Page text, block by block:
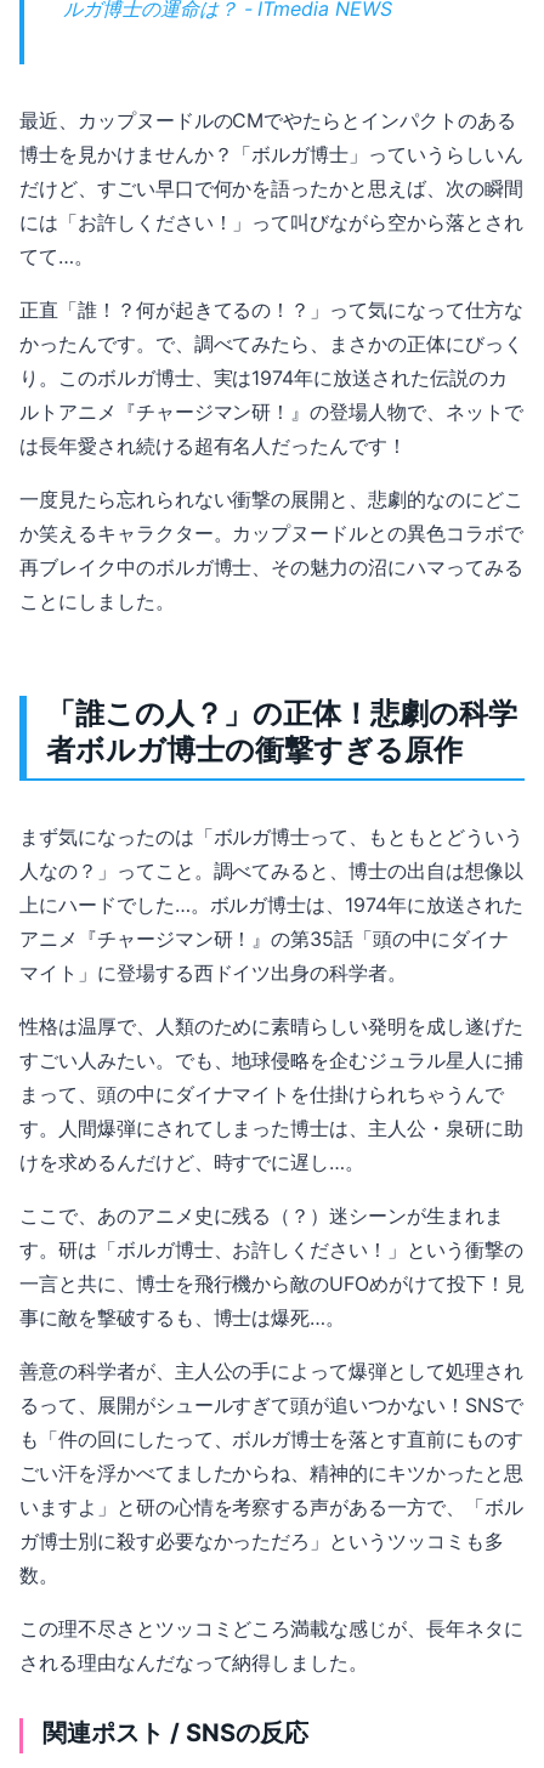
ルガ博士の運命は？ - ITmedia NEWS
最近、カップヌードルのCMでやたらとインパクトのある
博士を見かけませんか？「ボルガ博士」っていうらしいん
だけど、すごい早口で何かを語ったかと思えば、次の瞬間
には「お許しください！」って叫びながら空から落とされ
てて…。
正直「誰！？何が起きてるの！？」って気になって仕方な
かったんです。で、調べてみたら、まさかの正体にびっく
り。このボルガ博士、実は1974年に放送された伝説のカ
ルトアニメ『チャージマン研！』の登場人物で、ネットで
は長年愛され続ける超有名人だったんです！
一度見たら忘れられない衝撃の展開と、悲劇的なのにどこ
か笑えるキャラクター。カップヌードルとの異色コラボで
再ブレイク中のボルガ博士、その魅力の沼にハマってみる
ことにしました。
「誰この人？」の正体！悲劇の科学
者ボルガ博士の衝撃すぎる原作
まず気になったのは「ボルガ博士って、もともとどういう
人なの？」ってこと。調べてみると、博士の出自は想像以
上にハードでした…。ボルガ博士は、1974年に放送された
アニメ『チャージマン研！』の第35話「頭の中にダイナ
マイト」に登場する西ドイツ出身の科学者。
性格は温厚で、人類のために素晴らしい発明を成し遂げた
すごい人みたい。でも、地球侵略を企むジュラル星人に捕
まって、頭の中にダイナマイトを仕掛けられちゃうんで
す。人間爆弾にされてしまった博士は、主人公・泉研に助
けを求めるんだけど、時すでに遅し…。
ここで、あのアニメ史に残る（？）迷シーンが生まれま
す。研は「ボルガ博士、お許しください！」という衝撃の
一言と共に、博士を飛行機から敵のUFOめがけて投下！見
事に敵を撃破するも、博士は爆死…。
善意の科学者が、主人公の手によって爆弾として処理され
るって、展開がシュールすぎて頭が追いつかない！SNSで
も「件の回にしたって、ボルガ博士を落とす直前にものす
ごい汗を浮かべてましたからね、精神的にキツかったと思
いますよ」と研の心情を考察する声がある一方で、「ボル
ガ博士別に殺す必要なかっただろ」というツッコミも多
数。
この理不尽さとツッコミどころ満載な感じが、長年ネタに
される理由なんだなって納得しました。
関連ポスト / SNSの反応